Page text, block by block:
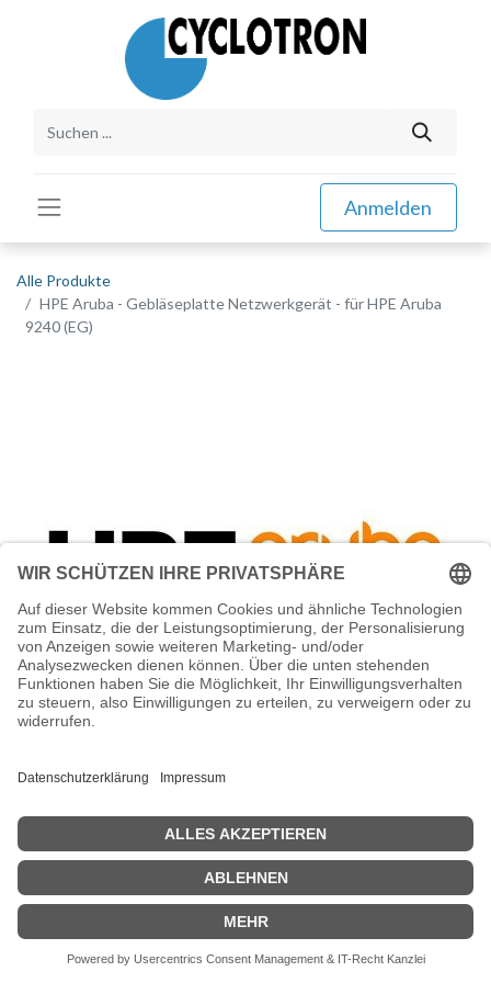
Anmelden
Alle Produkte
HPE Aruba - Gebläseplatte Netzwerkgerät - für HPE Aruba
9240 (EG)
HPE Aruba - Gebläseplatte
Netzwerkgerät - für HPE Aruba 9240
(EG)
HPE Aruba - Gebläseplatte Netzwerkgerät - für HPE Aruba 9240